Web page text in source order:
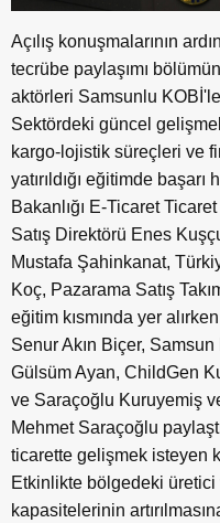
Açılış konuşmalarının
tecrübe paylaşımı
aktörleri Samsunlu
Sektördeki güncel
kargo-lojistik süreçleri ve
yatırıldığı eğitimde
Bakanlığı E-Ticaret
Satış Direktörü Enes
Mustafa Şahinkanat,
Koç, Pazarama Satış
eğitim kısmında yer
Senur Akın Biçer,
Gülsüm Ayan, ChildGen
ve Saraçoğlu Kuruyemiş
Mehmet Saraçoğlu
ticarette gelişmek isteyen
Etkinlikte bölgedeki
kapasitelerinin